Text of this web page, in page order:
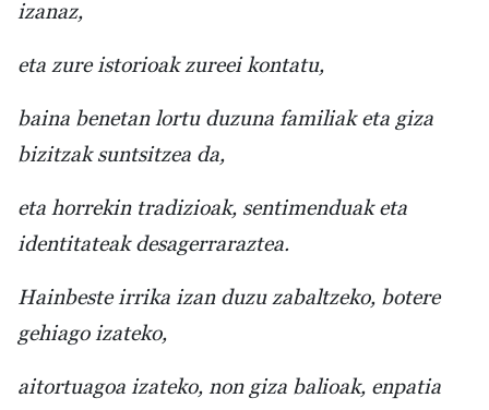
izanaz,
eta zure istorioak zureei kontatu,
baina benetan lortu duzuna familiak eta giza
bizitzak suntsitzea da,
eta horrekin tradizioak, sentimenduak eta
identitateak desagerraraztea.
Hainbeste irrika izan duzu zabaltzeko, botere
gehiago izateko,
aitortuagoa izateko, non giza balioak, enpatia